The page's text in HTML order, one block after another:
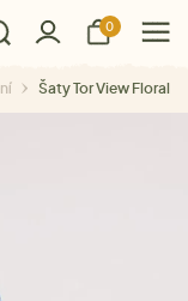
0
Šaty Tor View Floral